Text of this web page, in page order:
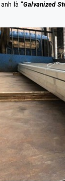
là "Galvanized